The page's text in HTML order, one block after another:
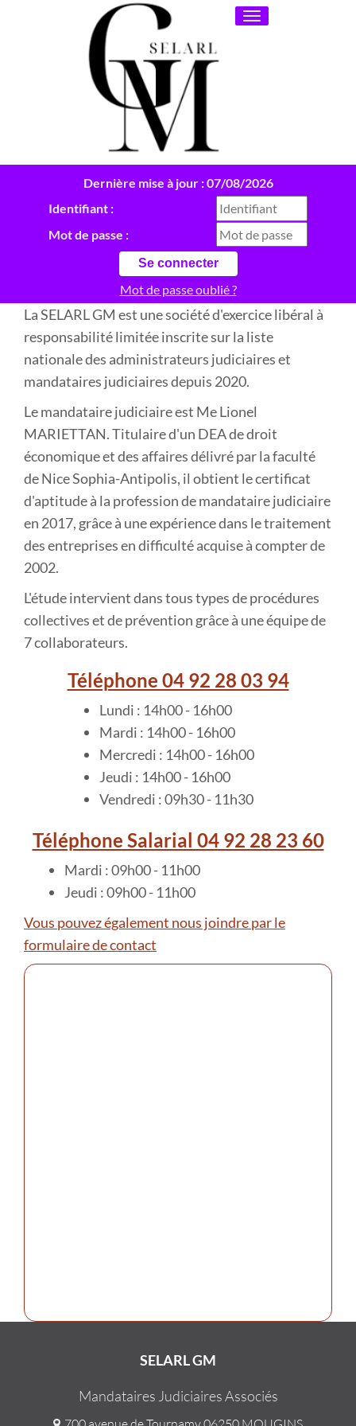
Toggle
Dernière mise à jour : 07/08/2026
Identifiant :
Mot de passe :
Mot de passe oublié ?
La SELARL GM est une société d'exercice libéral à
responsabilité limitée inscrite sur la liste
nationale des administrateurs judiciaires et
mandataires judiciaires depuis 2020.
Le mandataire judiciaire est Me Lionel
MARIETTAN. Titulaire d'un DEA de droit
économique et des affaires délivré par la faculté
de Nice Sophia-Antipolis, il obtient le certificat
d'aptitude à la profession de mandataire judiciaire
en 2017, grâce à une expérience dans le traitement
des entreprises en difficulté acquise à compter de
2002.
L'étude intervient dans tous types de procédures
collectives et de prévention grâce à une équipe de
7 collaborateurs.
Téléphone 04 92 28 03 94
Lundi : 14h00 - 16h00
Mardi : 14h00 - 16h00
Mercredi : 14h00 - 16h00
Jeudi : 14h00 - 16h00
Vendredi : 09h30 - 11h30
Téléphone Salarial 04 92 28 23 60
Mardi : 09h00 - 11h00
Jeudi : 09h00 - 11h00
Vous pouvez également nous joindre par le
formulaire de contact
SELARL GM
Mandataires Judiciaires Associés